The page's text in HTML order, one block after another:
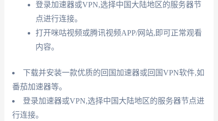
登录加速器或VPN,选择中国大陆地区的服务器节
点进行连接。
打开咪咕视频或腾讯视频APP/网站,即可正常观看
内容。
下载并安装一款优质的回国加速器或回国VPN软件,如
番茄加速器等。
登录加速器或VPN,选择中国大陆地区的服务器节点进
行连接。